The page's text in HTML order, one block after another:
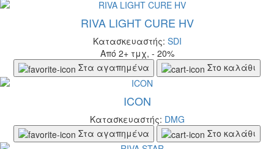
RIVA LIGHT CURE HV
Κατασκευαστής: SDI
Από 2+ τμχ, - 20%
Στα αγαπημένα
Στο καλάθι
ICON
Κατασκευαστής: DMG
Στα αγαπημένα
Στο καλάθι